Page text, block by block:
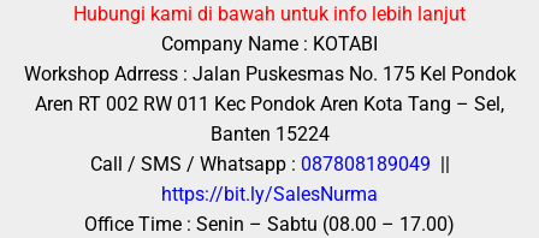
Hubungi kami di bawah untuk info lebih lanjut
Company Name : KOTABI
Workshop Adrress : Jalan Puskesmas No. 175 Kel Pondok
Aren RT 002 RW 011 Kec Pondok Aren Kota Tang – Sel,
Banten 15224
Call / SMS / Whatsapp : 087808189049
https://bit.ly/SalesNurma
Office Time : Senin – Sabtu (08.00 – 17.00)